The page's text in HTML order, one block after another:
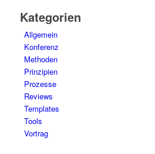
Kategorien
Allgemein
Konferenz
Methoden
Prinzipien
Prozesse
Reviews
Templates
Tools
Vortrag